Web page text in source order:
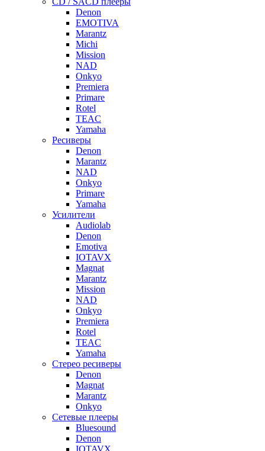
Denon
EMOTIVA
Marantz
Michi
Mission
NAD
Onkyo
Premiera
Primare
Rotel
TEAC
Yamaha
Ресиверы
Denon
Marantz
NAD
Onkyo
Primare
Yamaha
Усилители
Audiolab
Denon
Emotiva
IOTAVX
Magnat
Marantz
Mission
NAD
Onkyo
Premiera
Rotel
TEAC
Yamaha
Стерео ресиверы
Denon
Magnat
Marantz
Onkyo
Сетевые плееры
Bluesound
Denon
IOTAVX